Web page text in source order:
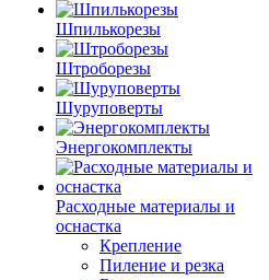
Шпилькорезы
Штроборезы
Шуруповерты
Энергокомплекты
Расходные материалы и
оснастка
Крепление
Пиление и резка